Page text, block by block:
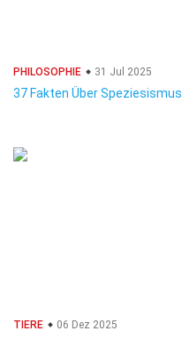
PHILOSOPHIE 31 Jul 2025
37 Fakten Über Speziesismus
TIERE 06 Dez 2025